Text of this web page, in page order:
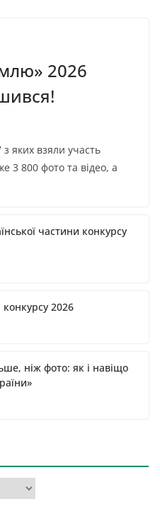
2026
з яких взяли участь
3 800 фото та відео, а
частини конкурсу
2026
ніж фото: як і навіщо